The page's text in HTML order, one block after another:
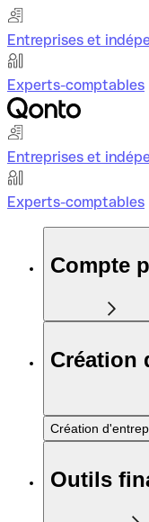
Entreprises et
Experts-comptables
Entreprises et
Experts-comptables
Compte
Création
Création
Outils